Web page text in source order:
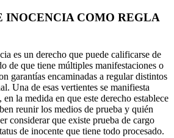
INOCENCIA COMO REGLA
es un derecho que puede calificarse de
de que tiene múltiples manifestaciones o
garantías encaminadas a regular distintos
Una de esas vertientes se manifiesta
la medida en que este derecho establece
reunir los medios de prueba y quién
considerar que existe prueba de cargo
de inocente que tiene todo procesado.